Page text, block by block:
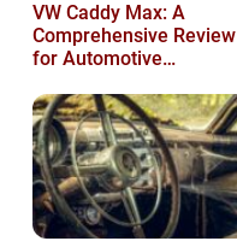
VW Caddy Max: A
Comprehensive Review
for Automotive